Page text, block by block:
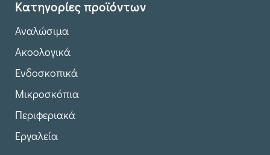
Κατηγορίες προϊόντων
Αναλώσιμα
Ακοολογικά
Ενδοσκοπικά
Μικροσκόπια
Περιφεριακά
Εργαλεία